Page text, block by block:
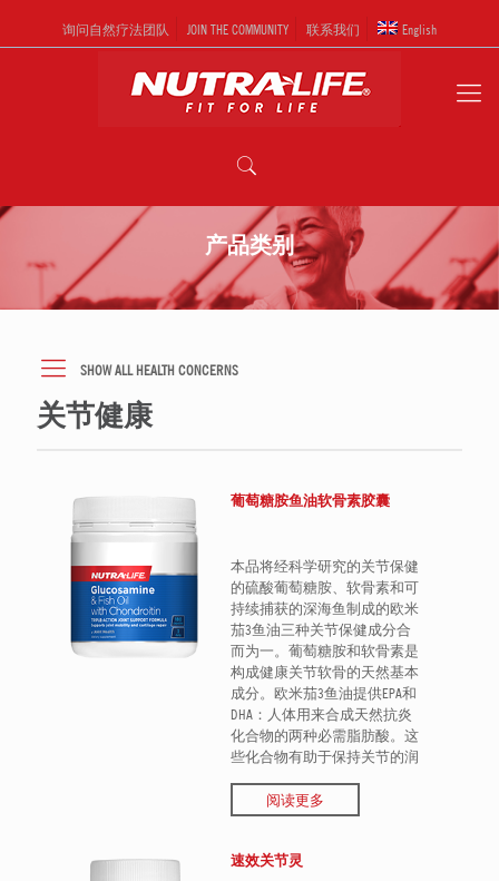
询问自然疗法团队 JOIN THE COMMUNITY 联系我们 English
产品类别
SHOW ALL HEALTH CONCERNS
关节健康
葡萄糖胺鱼油软骨素胶囊
本品将经科学研究的关节保健
的硫酸葡萄糖胺、软骨素和可
持续捕获的深海鱼制成的欧米
茄3鱼油三种关节保健成分合
而为一。葡萄糖胺和软骨素是
构成健康关节软骨的天然基本
成分。欧米茄3鱼油提供EPA和
DHA：人体用来合成天然抗炎
化合物的两种必需脂肪酸。这
些化合物有助于保持关节的润
有助于支持健康的血液循环。
阅读更多
速效关节灵